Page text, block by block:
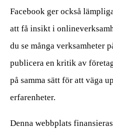
Facebook ger också
att få insikt i
du se många verksamheter
publicera en kritik av
på samma sätt för att väga
erfarenheter.
Denna webbplats